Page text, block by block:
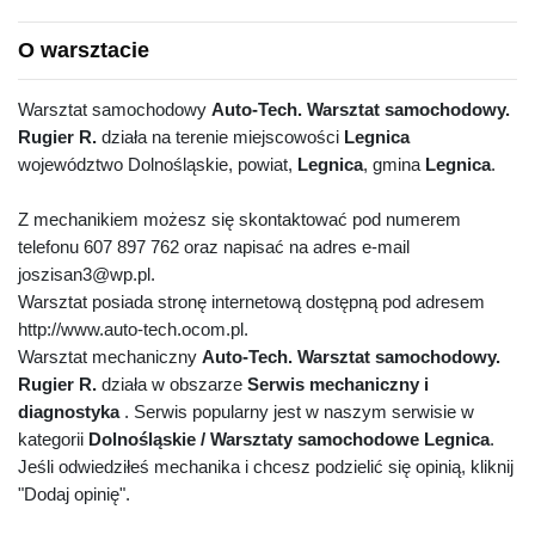
O warsztacie
Warsztat samochodowy Auto-Tech. Warsztat samochodowy.
Rugier R. działa na terenie miejscowości Legnica
województwo Dolnośląskie, powiat, Legnica, gmina Legnica.
Z mechanikiem możesz się skontaktować pod numerem
telefonu 607 897 762 oraz napisać na adres e-mail
joszisan3@wp.pl.
Warsztat posiada stronę internetową dostępną pod adresem
http://www.auto-tech.ocom.pl.
Warsztat mechaniczny Auto-Tech. Warsztat samochodowy.
Rugier R. działa w obszarze Serwis mechaniczny i
diagnostyka. Serwis popularny jest w naszym serwisie w
kategorii Dolnośląskie / Warsztaty samochodowe Legnica.
Jeśli odwiedziłeś mechanika i chcesz podzielić się opinią, kliknij
"Dodaj opinię".